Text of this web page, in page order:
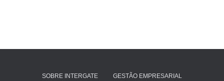
SOBRE INTERGATE GESTÃO EMPRESARIAL